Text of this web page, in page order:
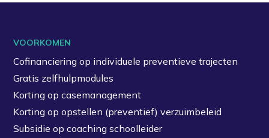
VOORKOMEN
Cofinanciering op individuele preventieve trajecten
Gratis zelfhulpmodules
Korting op casemanagement
Korting op opstellen (preventief) verzuimbeleid
Subsidie op coaching schoolleider